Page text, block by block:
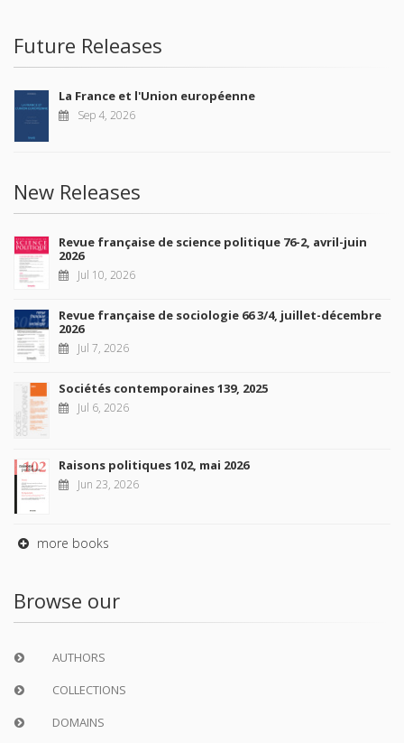
Future Releases
La France et l'Union européenne
Sep 4, 2026
New Releases
Revue française de science politique 76-2, avril-juin
2026
Jul 10, 2026
Revue française de sociologie 66 3/4, juillet-décembre
2026
Jul 7, 2026
Sociétés contemporaines 139, 2025
Jul 6, 2026
Raisons politiques 102, mai 2026
Jun 23, 2026
more books
Browse our
AUTHORS
COLLECTIONS
DOMAINS